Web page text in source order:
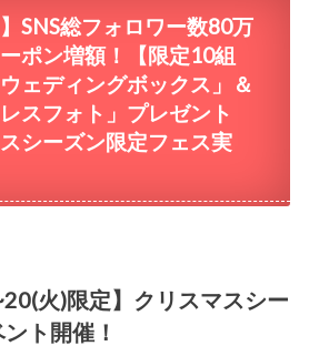
】SNS総フォロワー数80万
ポン増額！【限定10組
ェディングボックス」＆
スフォト」プレゼント
シーズン限定フェス実
火)限定】クリスマスシー
ト開催！